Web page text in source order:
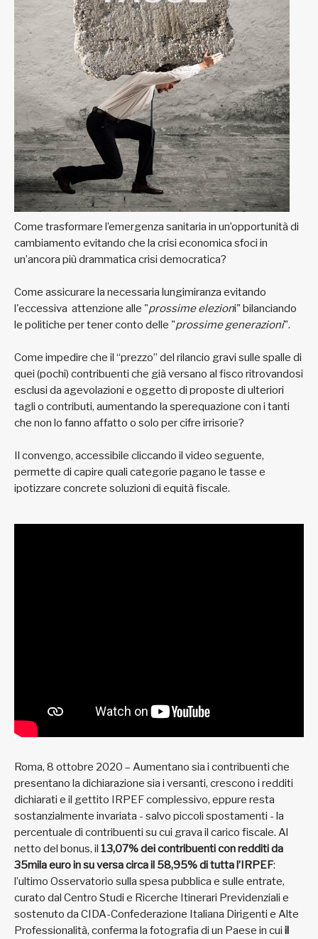
Come trasformare l’emergenza sanitaria in un’opportunità di
cambiamento evitando che la crisi economica sfoci in
un’ancora più drammatica crisi democratica?
Come assicurare la necessaria lungimiranza evitando
l'eccessiva attenzione alle "prossime elezioni" bilanciando
le politiche per tener conto delle "prossime generazioni".
Come impedire che il “prezzo” del rilancio gravi sulle spalle di
quei (pochi) contribuenti che già versano al fisco ritrovandosi
esclusi da agevolazioni e oggetto di proposte di ulteriori
tagli o contributi, aumentando la sperequazione con i tanti
che non lo fanno affatto o solo per cifre irrisorie?
Il convengo, accessibile cliccando il video seguente,
permette di capire quali categorie pagano le tasse e
ipotizzare concrete soluzioni di equità fiscale.
Roma, 8 ottobre 2020 – Aumentano sia i contribuenti che
presentano la dichiarazione sia i versanti, crescono i redditi
dichiarati e il gettito IRPEF complessivo, eppure resta
sostanzialmente invariata - salvo piccoli spostamenti - la
percentuale di contribuenti su cui grava il carico fiscale. Al
netto del bonus, il 13,07% dei contribuenti con redditi da
35mila euro in su versa circa il 58,95% di tutta l’IRPEF:
l’ultimo Osservatorio sulla spesa pubblica e sulle entrate,
curato dal Centro Studi e Ricerche Itinerari Previdenziali e
sostenuto da CIDA-Confederazione Italiana Dirigenti e Alte
Professionalità, conferma la fotografia di un Paese in cui il